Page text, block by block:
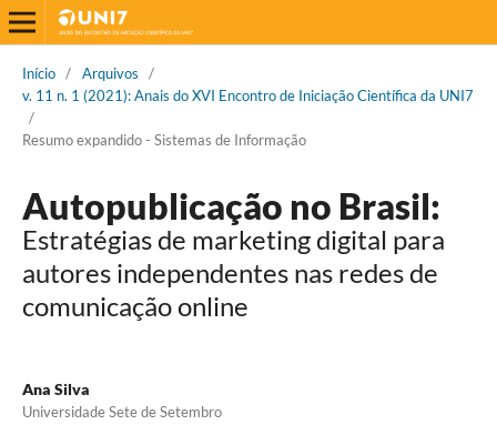
Início / Arquivos
/
v. 11 n. 1 (2021): Anais do XVI Encontro de Iniciação Científica da UNI7
/
Resumo expandido - Sistemas de Informação
Autopublicação no Brasil:
Estratégias de marketing digital para
autores independentes nas redes de
comunicação online
Ana Silva
Universidade Sete de Setembro